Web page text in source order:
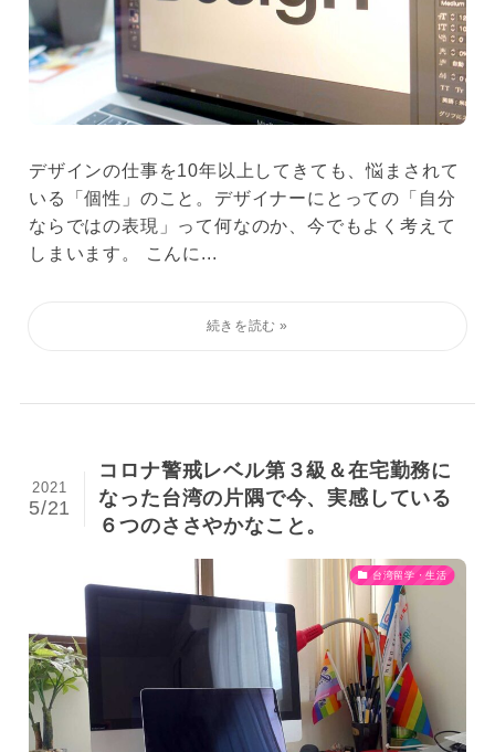
デザインの仕事を10年以上してきても、悩まされて
いる「個性」のこと。デザイナーにとっての「自分
ならではの表現」って何なのか、今でもよく考えて
しまいます。 こんに...
コロナ警戒レベル第３級＆在宅勤務に
なった台湾の片隅で今、実感している
６つのささやかなこと。
2021
5/21
台湾留学・生活